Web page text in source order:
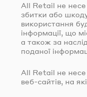
All Retail не несе
збитки або
використання
інформації, що
а також за
поданої
All Retail не несе
веб-сайтів, на